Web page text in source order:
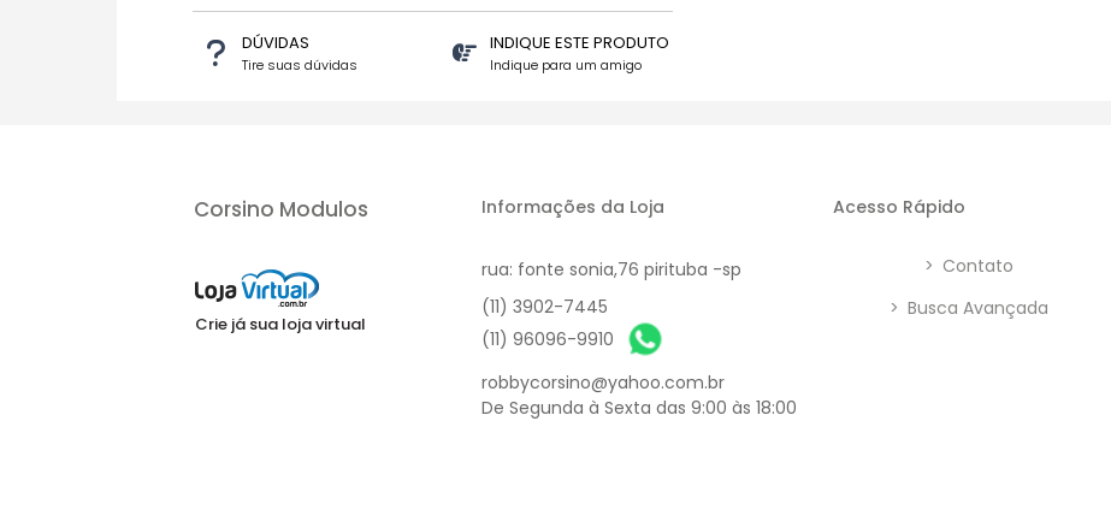
DÚVIDAS
Tire suas dúvidas
INDIQUE ESTE PRODUTO
Indique para um amigo
Corsino Modulos
Crie já sua loja virtual
Informações da Loja
rua: fonte sonia,76 pirituba -sp
(11) 3902-7445
(11) 96096-9910
robbycorsino@yahoo.com.br
De Segunda à Sexta das 9:00 às 18:00
Acesso Rápido
> Contato
> Busca Avançada